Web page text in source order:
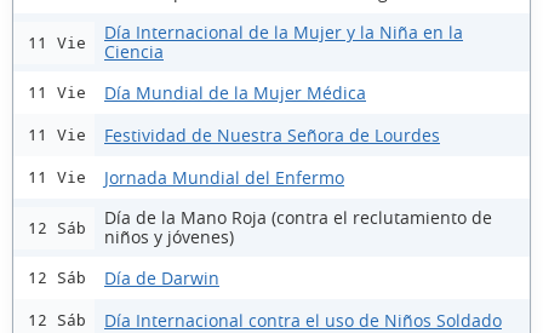
11 Vie
Día Internacional de la Mujer y la Niña en la
Ciencia
11 Vie Día Mundial de la Mujer Médica
11 Vie Festividad de Nuestra Señora de Lourdes
11 Vie Jornada Mundial del Enfermo
12 Sáb
Día de la Mano Roja (contra el reclutamiento de
niños y jóvenes)
12 Sáb Día de Darwin
12 Sáb Día Internacional contra el uso de Niños Soldado